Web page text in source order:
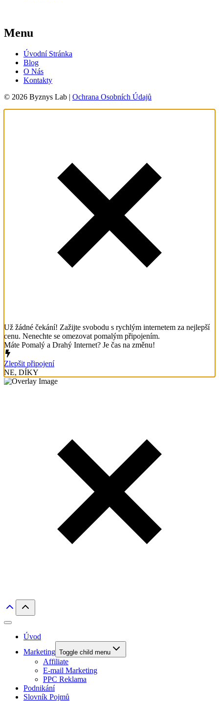
Menu
Úvodní Stránka
Blog
O Nás
Kontakty
© 2026 Byznys Lab | Ochrana Osobních Údajů
Už žádné čekání! Zažijte svobodu s rychlým internetem za nejlepší
cenu. Nenechte se omezovat pomalým připojením.
Máte Pomalý a Drahý Internet? Je čas na změnu!
Zlepšit připojení
NE, DÍKY
Úvod
Marketing Toggle child menu
Affiliate
E-mail Marketing
PPC Reklama
Podnikání
Slovník Pojmů